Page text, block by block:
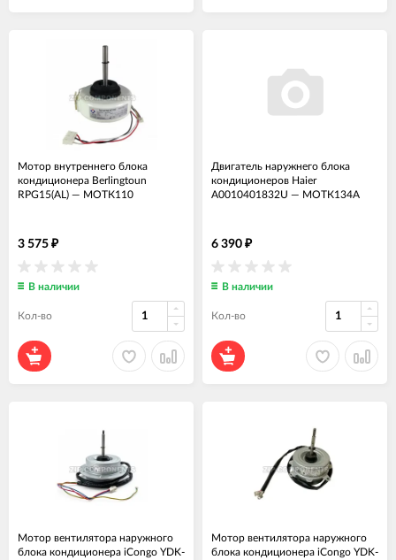
Мотор внутреннего блока
кондиционера Berlingtoun
RPG15(AL) — МОТК110
3 575 ₽
В наличии
Кол-во
Двигатель наружнего блока
кондиционеров Haier
A0010401832U — МОТК134А
6 390 ₽
В наличии
Кол-во
Мотор вентилятора наружного
блока кондиционера iCongo YDK-
Мотор вентилятора наружного
блока кондиционера iCongo YDK-